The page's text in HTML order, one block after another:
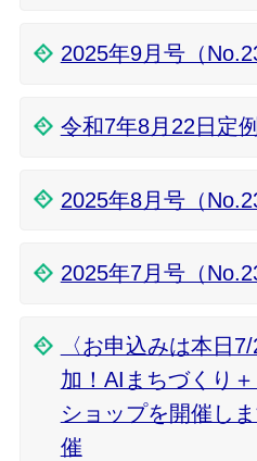
2025年9月号（
令和7年8月22日定
2025年8月号（
2025年7月号（
〈お申込みは本日
加！AIまちづくり
ショップを開催し
催